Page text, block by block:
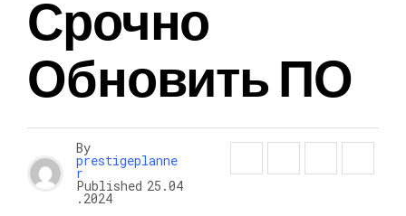
Срочно
Обновить ПО
By
prestigeplanne
r
Published 25.04
.2024